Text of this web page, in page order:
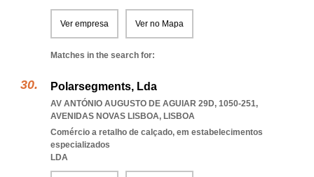
Ver empresa Ver no Mapa
Matches in the search for:
Polarsegments, Lda
AV ANTÓNIO AUGUSTO DE AGUIAR 29D, 1050-251,
AVENIDAS NOVAS LISBOA, LISBOA
Comércio a retalho de calçado, em estabelecimentos
especializados
LDA